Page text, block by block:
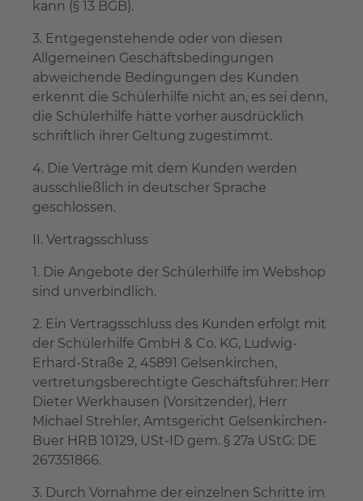
kann (§ 13 BGB).
3. Entgegenstehende oder von diesen
Allgemeinen Geschäftsbedingungen
abweichende Bedingungen des Kunden
erkennt die Schülerhilfe nicht an, es sei denn,
die Schülerhilfe hätte vorher ausdrücklich
schriftlich ihrer Geltung zugestimmt.
4. Die Verträge mit dem Kunden werden
ausschließlich in deutscher Sprache
geschlossen.
II. Vertragsschluss
1. Die Angebote der Schülerhilfe im Webshop
sind unverbindlich.
2. Ein Vertragsschluss des Kunden erfolgt mit
der Schülerhilfe GmbH & Co. KG, Ludwig-
Erhard-Straße 2, 45891 Gelsenkirchen,
vertretungsberechtigte Geschäftsführer: Herr
Dieter Werkhausen (Vorsitzender), Herr
Michael Strehler, Amtsgericht Gelsenkirchen-
Buer HRB 10129, USt-ID gem. § 27a UStG: DE
267351866.
3. Durch Vornahme der einzelnen Schritte im